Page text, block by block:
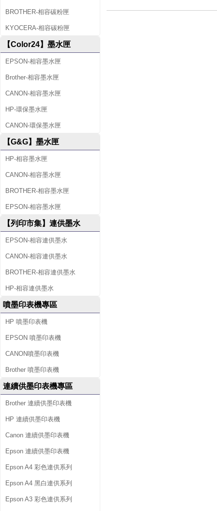
BROTHER-相容碳粉匣
KYOCERA-相容碳粉匣
【Color24】墨水匣
EPSON-相容墨水匣
Brother-相容墨水匣
CANON-相容墨水匣
HP-環保墨水匣
CANON-環保墨水匣
【G&G】墨水匣
HP-相容墨水匣
CANON-相容墨水匣
BROTHER-相容墨水匣
EPSON-相容墨水匣
【列印市集】連供墨水
EPSON-相容連供墨水
CANON-相容連供墨水
BROTHER-相容連供墨水
HP-相容連供墨水
噴墨印表機專區
HP 噴墨印表機
EPSON 噴墨印表機
CANON噴墨印表機
Brother 噴墨印表機
連續供墨印表機專區
Brother 連續供墨印表機
HP 連續供墨印表機
Canon 連續供墨印表機
Epson 連續供墨印表機
Epson A4 彩色連供系列
Epson A4 黑白連供系列
Epson A3 彩色連供系列